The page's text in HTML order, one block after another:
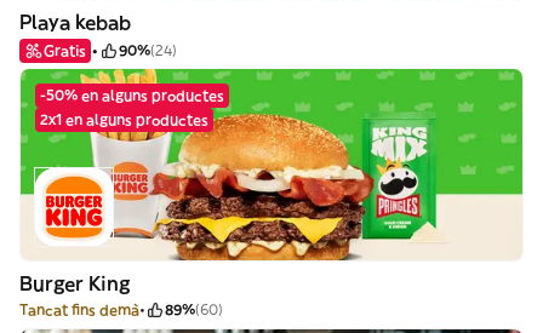
Playa kebab
Gratis 90%(24)
-50% en alguns productes
2x1 en alguns productes
Burger King
Tancat fins demà 89%(60)